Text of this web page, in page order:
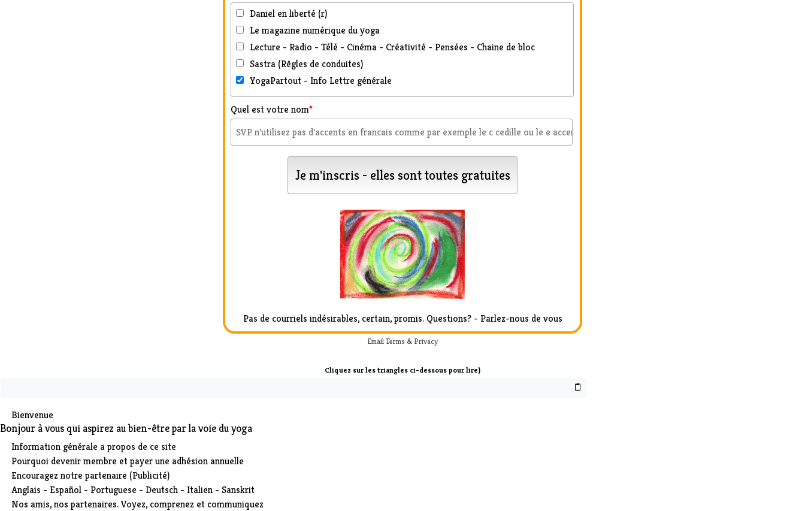
Daniel en liberté (r)
Le magazine numérique du yoga
Lecture - Radio - Télé - Cinéma - Créativité - Pensées - Chaine de bloc
Sastra (Rêgles de conduites)
YogaPartout - Info Lettre générale
Quel est votre nom*
Pas de courriels indésirables, certain, promis. Questions? - Parlez-nous de vous
EmailTerms & Privacy
Cliquez sur les triangles ci-dessous pour lire)
Bienvenue
Bonjour à vous qui aspirez au bien-être par la voie du yoga
Information générale a propos de ce site
Pourquoi devenir membre et payer une adhésion annuelle
Encouragez notre partenaire (Publicité)
Anglais - Español - Portuguese - Deutsch - Italien - Sanskrit
Nos amis, nos partenaires. Voyez, comprenez et communiquez